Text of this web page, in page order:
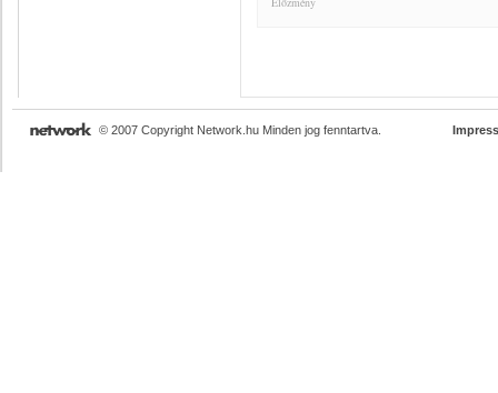
© 2007 Copyright Network.hu Minden jog fenntartva.